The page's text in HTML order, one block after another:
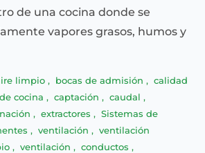
de una cocina donde se
vapores grasos, humos y
limpio , bocas de admisión , calidad
cocina , captación , caudal ,
, extractores , Sistemas de
, ventilación , ventilación
, ventilación , conductos ,